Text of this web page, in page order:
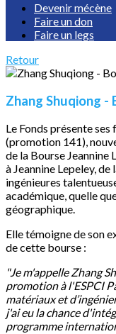
Devenir mécène
Faire un don
Faire un legs
Retour
Zhang Shuqiong -
Le Fonds présente
(promotion 141),
de la Bourse Jeannine
à Jeannine Lepeley,
ingénieures
académique, quelle
géographique.
Elle témoigne de son
de cette bourse :
"Je m'appelle Zhang
promotion à l'ESPCI
matériaux et
j'ai eu la chance
programme